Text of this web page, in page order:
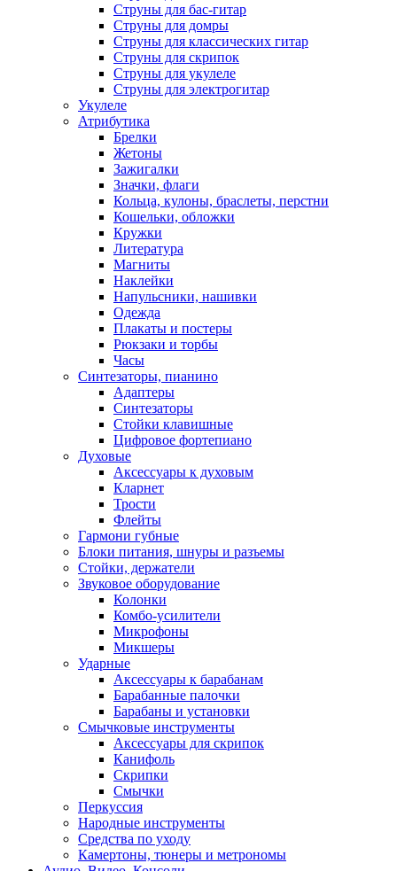
Струны для бас-гитар
Струны для домры
Струны для классических гитар
Струны для скрипок
Струны для укулеле
Струны для электрогитар
Укулеле
Атрибутика
Брелки
Жетоны
Зажигалки
Значки, флаги
Кольца, кулоны, браслеты, перстни
Кошельки, обложки
Кружки
Литература
Магниты
Наклейки
Напульсники, нашивки
Одежда
Плакаты и постеры
Рюкзаки и торбы
Часы
Синтезаторы, пианино
Адаптеры
Синтезаторы
Стойки клавишные
Цифровое фортепиано
Духовые
Аксессуары к духовым
Кларнет
Трости
Флейты
Гармони губные
Блоки питания, шнуры и разъемы
Стойки, держатели
Звуковое оборудование
Колонки
Комбо-усилители
Микрофоны
Микшеры
Ударные
Аксессуары к барабанам
Барабанные палочки
Барабаны и установки
Смычковые инструменты
Аксессуары для скрипок
Канифоль
Скрипки
Смычки
Перкуссия
Народные инструменты
Средства по уходу
Камертоны, тюнеры и метрономы